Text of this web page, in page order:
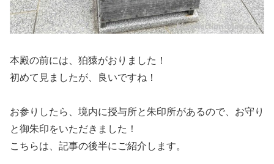
本殿の前には、狛猿がおりました！
初めて見ましたが、良いですね！
お参りしたら、境内に授与所と朱印所があるので、お守り
と御朱印をいただきました！
こちらは、記事の後半にご紹介します。